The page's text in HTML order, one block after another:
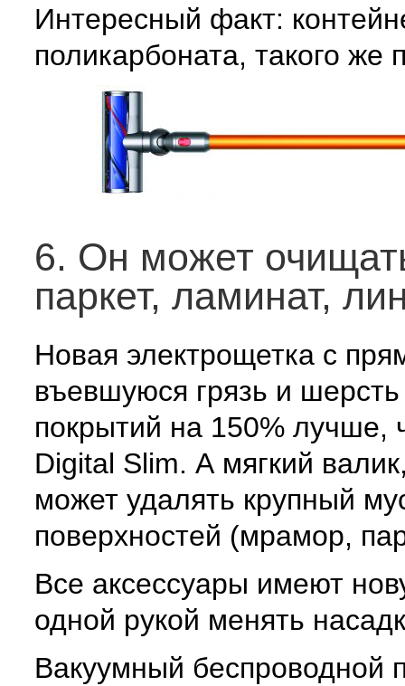
Интересный факт:
поликарбоната, такого же
6. Он может
паркет, ламинат,
Новая электрощетка с
въевшуюся грязь и
покрытий на 150% лучше,
Digital Slim. А мягкий
может удалять крупный
поверхностей (мрамор,
Все аксессуары имеют
одной рукой менять
Вакуумный беспроводной